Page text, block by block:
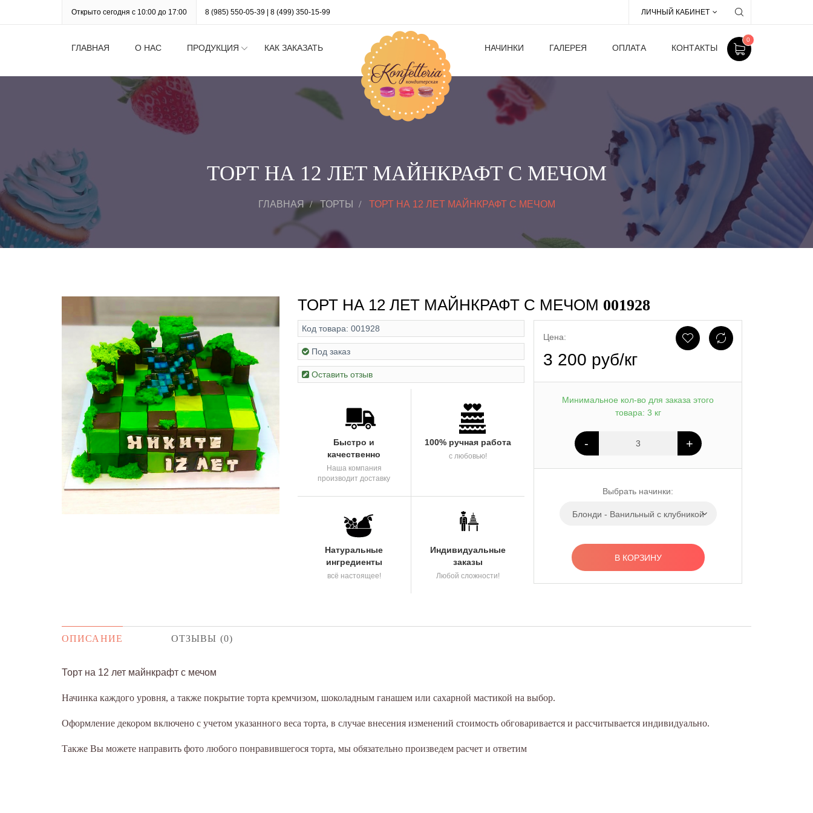
Открыто сегодня с 10:00 до 17:00 8 (985) 550-05-39 8 (499) 350-15-99 ЛИЧНЫЙ КАБИНЕТ
ГЛАВНАЯ О НАС ПРОДУКЦИЯ КАК ЗАКАЗАТЬ НАЧИНКИ ГАЛЕРЕЯ ОПЛАТА КОНТАКТЫ
0
ТОРТ НА 12 ЛЕТ МАЙНКРАФТ С МЕЧОМ
ГЛАВНАЯ ТОРТЫ ТОРТ НА 12 ЛЕТ МАЙНКРАФТ С МЕЧОМ
ТОРТ НА 12 ЛЕТ МАЙНКРАФТ С МЕЧОМ 001928
Код товара: 001928
Под заказ
Оставить отзыв
Быстро и
качественно
Наша компания
производит доставку
100% ручная работа
с любовью!
Натуральные
ингредиенты
всё настоящее!
Индивидуальные
заказы
Любой сложности!
Цена:
3 200 руб/кг
Минимальное кол-во для заказа этого
товара: 3 кг
- +
Выбрать начинки:
Блонди - Ванильный с клубникой
В КОРЗИНУ
ОПИСАНИЕ ОТЗЫВЫ (0)
Торт на 12 лет майнкрафт с мечом
Начинка каждого уровня, а также покрытие торта кремчизом, шоколадным ганашем или сахарной мастикой на выбор.
Оформление декором включено с учетом указанного веса торта, в случае внесения изменений стоимость обговаривается и рассчитывается индивидуально.
Также Вы можете направить фото любого понравившегося торта, мы обязательно произведем расчет и ответим